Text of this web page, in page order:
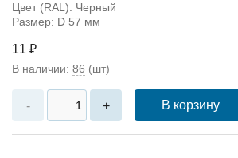
Цвет (RAL): Черный
Размер: D 57 мм
11 ₽
В наличии: 86 (шт)
- + В корзину